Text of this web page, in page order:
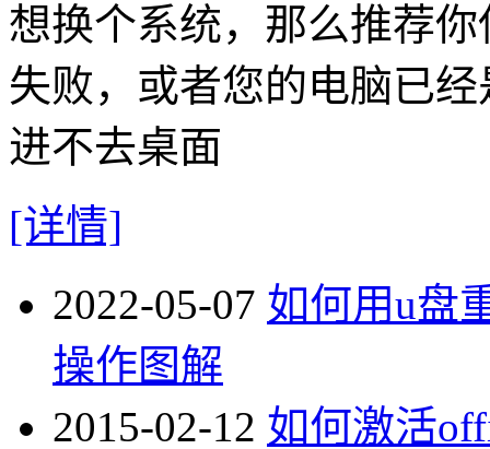
想换个系统，那么推荐
失败，或者您的电脑已
进不去桌面
[详情]
2022-05-07 如何用u盘
操作图解
2015-02-12 如何激活